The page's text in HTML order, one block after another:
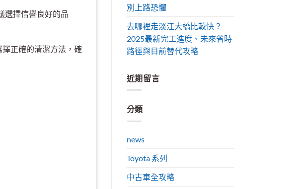
選擇信譽良好的品
正確的清潔方法，確
別上路恐懼
去哪裡走淡江大橋比較快？
2025最新完工進度、未來省時
路徑與目前替代攻略
近期留言
分類
news
Toyota 系列
中古車全攻略